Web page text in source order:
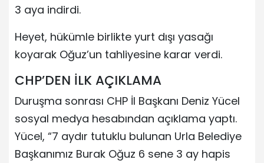
3 aya indirdi.
Heyet, hükümle birlikte yurt dışı yasağı
koyarak Oğuz’un tahliyesine karar verdi.
CHP’DEN İLK AÇIKLAMA
Duruşma sonrası CHP İl Başkanı Deniz Yücel
sosyal medya hesabından açıklama yaptı.
Yücel, “7 aydır tutuklu bulunan Urla Belediye
Başkanımız Burak Oğuz 6 sene 3 ay hapis